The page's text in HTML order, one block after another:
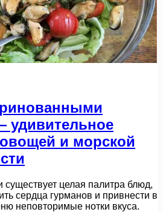
и морской
существует целая палитра блюд,
сердца гурманов и привнести в
неповторимые нотки вкуса.